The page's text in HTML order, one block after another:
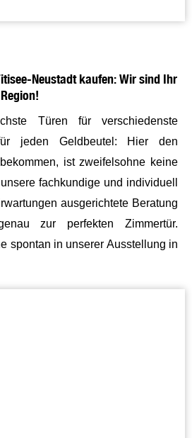
Neustadt kaufen: Wir sind Ihr
Türen für verschiedenste
jeden Geldbeutel: Hier den
ist zweifelsohne keine
fachkundige und individuell
ausgerichtete Beratung
zur perfekten Zimmertür.
spontan in unserer Ausstellung in